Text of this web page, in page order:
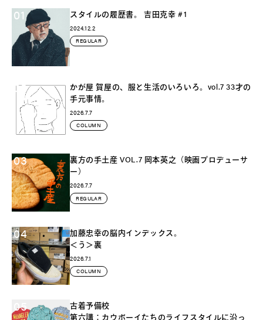
01 スタイルの履歴書。 吉田克幸 #1
2024.12.2
REGULAR
02
かが屋 賀屋の、服と生活のいろいろ。vol.7 33才の
手元事情。
2026.7.7
COLUMN
03
裏方の手土産 VOL.7 岡本英之（映画プロデューサ
ー）
2026.7.7
REGULAR
04
加藤忠幸の脳内インデックス。
＜う＞裏
2026.7.1
COLUMN
05
古着予備校
第六講：カウボーイたちのライフスタイルに沿っ